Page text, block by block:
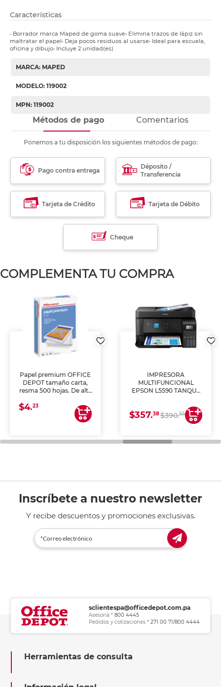
Características
• Borrador marca Maped de goma suave• Elimina trazos de lápiz sin
maltratar el papel• Deja pocos residuos al usarse• Ideal para escuela,
oficina y dibujo• Incluye 2 unidad(es)
MARCA: MAPED
MODELO: 119002
MPN: 119002
Métodos de pago Comentarios
Ponemos a tu disposición los siguientes métodos de pago:
Pago contra entrega
Déposito /
Transferencia
Tarjeta de Crédito Tarjeta de Débito
Cheque
COMPLEMENTA TU COMPRA
Papel premium OFFICE
DEPOT tamaño carta,
resma 500 hojas. De alta
uniforme, ideal para
impresoras de inyección
de tinta y láser,
general de oficina.
$4.23
IMPRESORA
MULTIFUNCIONAL
EPSON L5590 TANQUE
COPIA Y ESCANEA)
$357.38$390.55
Inscríbete a nuestro newsletter
Y recibe descuentos y promociones exclusivas.
sclientespa@officedepot.com.pa
Asesoría * 800 4445
Pedidos y cotizaciones * 271 00 71/800 4444
Herramientas de consulta